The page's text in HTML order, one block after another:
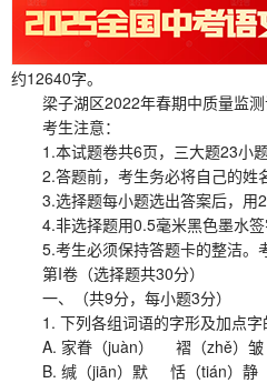
约12640字。
梁子湖区2022年春期中质量监测
考生注意：
1.本试题卷共6页，三大题23小题
2.答题前，考生务必将自己的姓名
3.选择题每小题选出答案后，用
4.非选择题用0.5毫米黑色墨水签
5.考生必须保持答题卡的整洁。
第I卷（选择题共30分）
一、（共9分，每小题3分）
1. 下列各组词语的字形及加点字
A. 家眷（juàn） 褶（zhě）
B. 缄（jiān）默 恬（tián）静